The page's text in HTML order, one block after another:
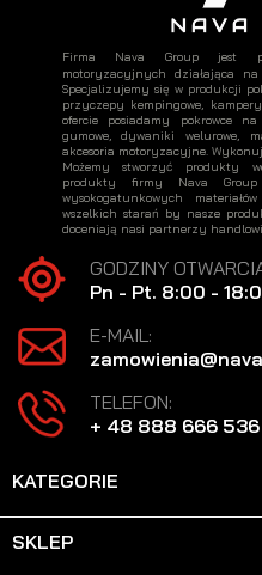
Firma Nava Group jest
motoryzacyjnych działająca
Specjalizujemy się w produkcji
przyczepy kempingowe,
ofercie posiadamy pokrowce
gumowe, dywaniki welurowe,
akcesoria motoryzacyjne.
Możemy stworzyć produkty
produkty firmy Nava
wysokogatunkowych
wszelkich starań by nasze
doceniają nasi partnerzy handlowi
GODZINY
Pn - Pt. 8:00 -
E-MAIL:
TELEFON:
+ 48 888 666 536
KATEGORIE
SKLEP